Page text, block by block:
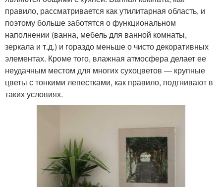
правило, рассматривается как утилитарная область, и
поэтому больше заботятся о функциональном
наполнении (ванна, мебель для ванной комнаты,
зеркала и т.д.) и гораздо меньше о чисто декоративных
элементах. Кроме того, влажная атмосфера делает ее
неудачным местом для многих сухоцветов — крупные
цветы с тонкими лепестками, как правило, подгнивают в
таких условиях.